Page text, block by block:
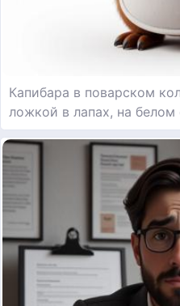
Капибара в поварском
ложкой в лапах, на белом